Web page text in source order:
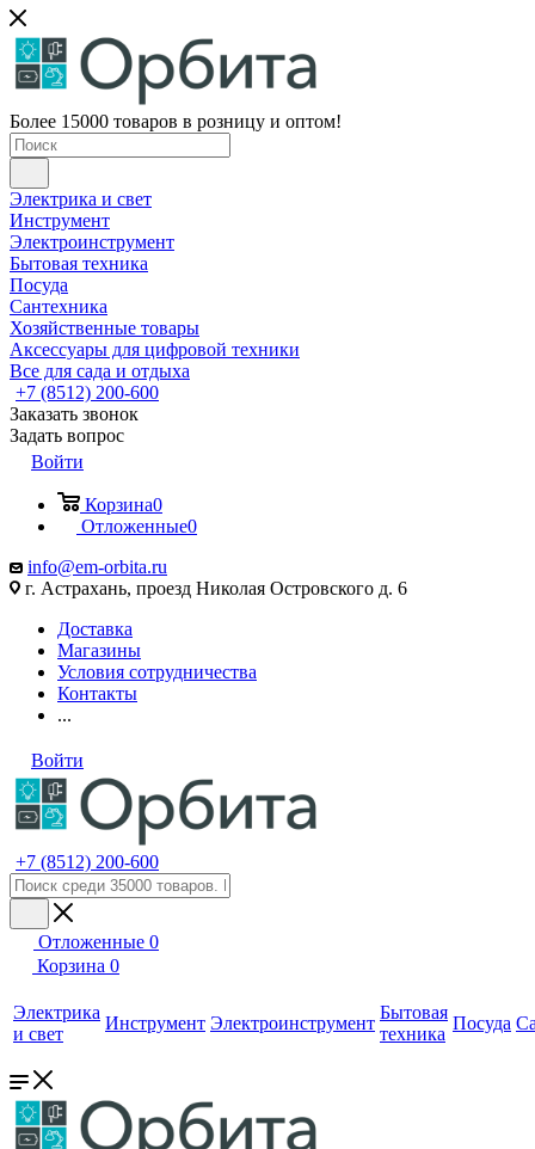
Более 15000 товаров в розницу и оптом!
Электрика и свет
Инструмент
Электроинструмент
Бытовая техника
Посуда
Сантехника
Хозяйственные товары
Аксессуары для цифровой техники
Все для сада и отдыха
+7 (8512) 200-600
Заказать звонок
Задать вопрос
Войти
Корзина0
Отложенные0
info@em-orbita.ru
г. Астрахань, проезд Николая Островского д. 6
Доставка
Магазины
Условия сотрудничества
Контакты
...
Войти
+7 (8512) 200-600
Отложенные 0
Корзина 0
Электрика
и свет
Инструмент Электроинструмент
Бытовая
техника
Посуда